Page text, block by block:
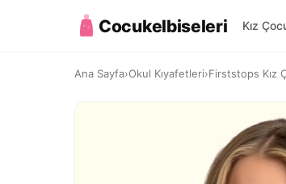
Cocukelbiseleri Kız
Ana Sayfa›Okul Kıyafetleri›Firststops Kız